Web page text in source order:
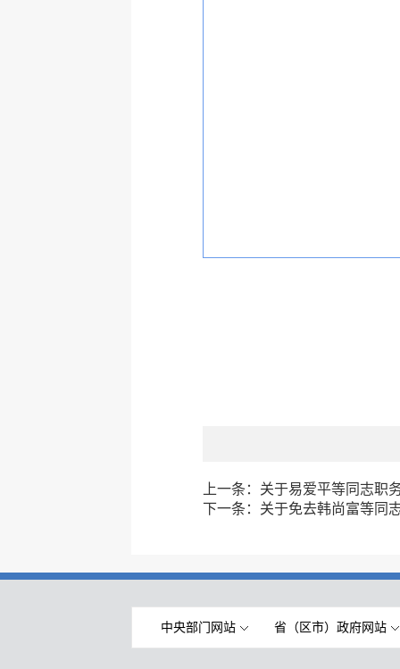
上一条： 关于易爱平等同志职
下一条： 关于免去韩尚富等同
中央部门网站 省（区市）政府网站